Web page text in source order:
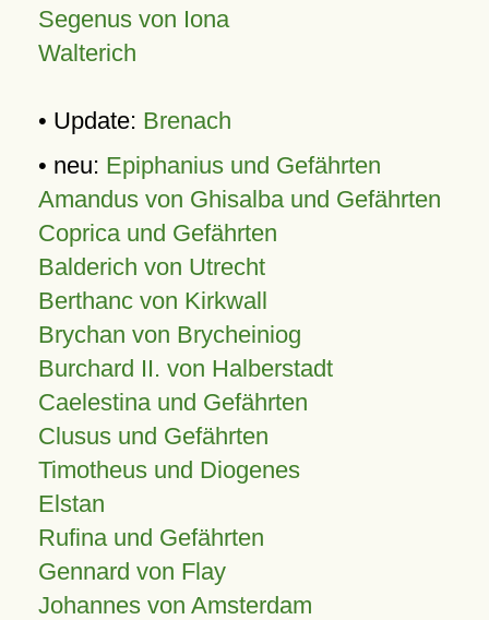
Segenus von Iona
Walterich
• Update: Brenach
• neu: Epiphanius und Gefährten
Amandus von Ghisalba und Gefährten
Coprica und Gefährten
Balderich von Utrecht
Berthanc von Kirkwall
Brychan von Brycheiniog
Burchard II. von Halberstadt
Caelestina und Gefährten
Clusus und Gefährten
Timotheus und Diogenes
Elstan
Rufina und Gefährten
Gennard von Flay
Johannes von Amsterdam